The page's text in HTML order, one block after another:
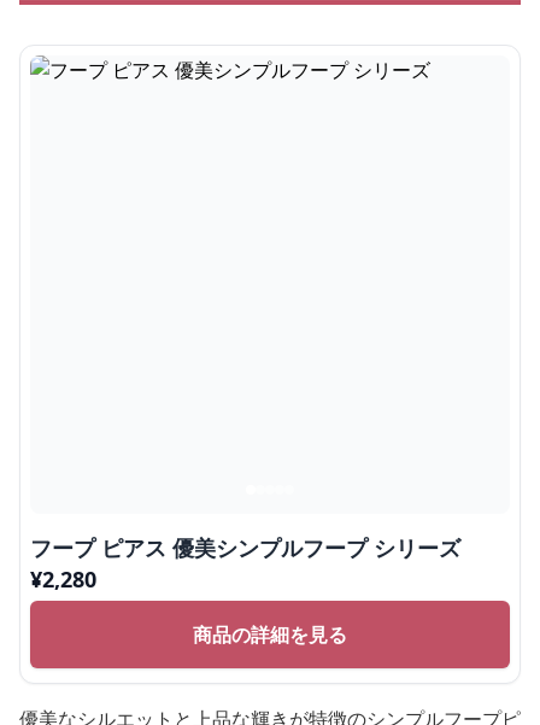
フープ ピアス 優美シンプルフープ シリーズ
¥2,280
商品の詳細を見る
優美なシルエットと上品な輝きが特徴のシンプルフープピ